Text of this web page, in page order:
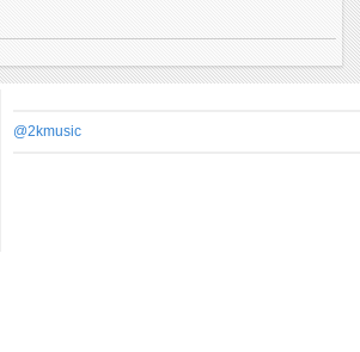
@2kmusic